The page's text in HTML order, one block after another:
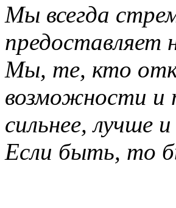
Мы всегда
предоставляет
Мы, те, кто
возможности и
сильнее, лучше
Если быть, то